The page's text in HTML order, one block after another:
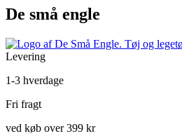
De små engle
Levering
1-3 hverdage
Fri fragt
ved køb over 399 kr